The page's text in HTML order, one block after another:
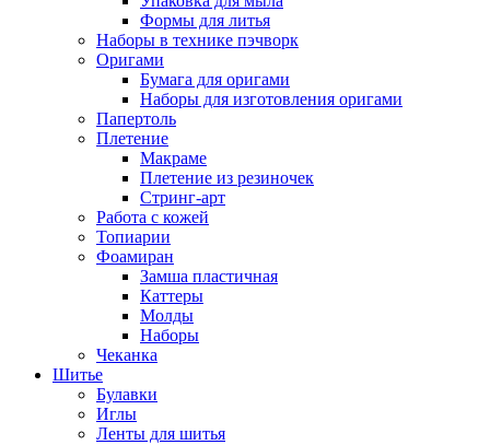
Формы для литья
Наборы в технике пэчворк
Оригами
Бумага для оригами
Наборы для изготовления оригами
Папертоль
Плетение
Макраме
Плетение из резиночек
Стринг-арт
Работа с кожей
Топиарии
Фоамиран
Замша пластичная
Каттеры
Молды
Наборы
Чеканка
Шитье
Булавки
Иглы
Ленты для шитья